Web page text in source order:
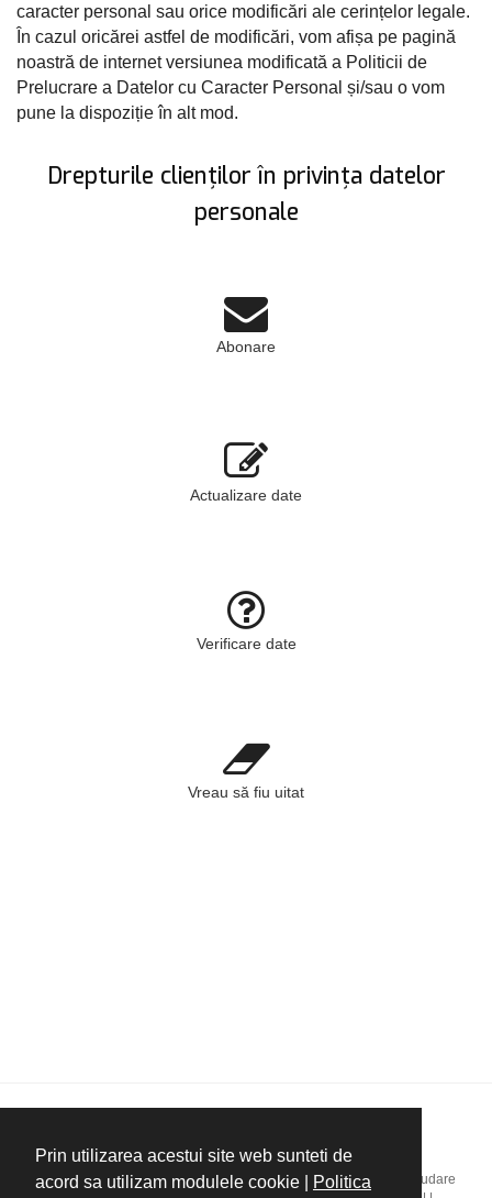
Prin utilizarea acestui site web sunteti de
acord sa utilizam modulele cookie |
Politica
caracter personal sau orice modificări ale cerințelor legale.
În cazul oricărei astfel de modificări, vom afișa pe pagină
noastră de internet versiunea modificată a Politicii de
Prelucrare a Datelor cu Caracter Personal și/sau o vom
pune la dispoziție în alt mod.
Drepturile clienților în privința datelor
personale
Abonare
Actualizare date
Verificare date
Vreau să fiu uitat
Home| Companie|Mașini de injecție mase plastice|Masini extrudare